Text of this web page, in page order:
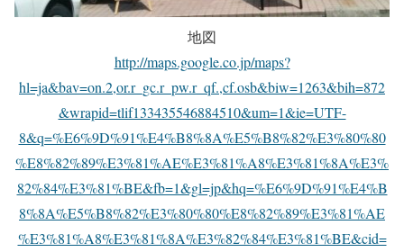
地図
http://maps.google.co.jp/maps?
hl=ja&bav=on.2,or.r_gc.r_pw.r_qf.,cf.osb&biw=1263&bih=872
&wrapid=tlif133435546884510&um=1&ie=UTF-
8&q=%E6%9D%91%E4%B8%8A%E5%B8%82%E3%80%80
%E8%82%89%E3%81%AE%E3%81%A8%E3%81%8A%E3%
82%84%E3%81%BE&fb=1&gl=jp&hq=%E6%9D%91%E4%B
8%8A%E5%B8%82%E3%80%80%E8%82%89%E3%81%AE
%E3%81%A8%E3%81%8A%E3%82%84%E3%81%BE&cid=